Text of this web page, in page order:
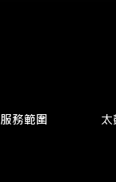
服務範圍 太